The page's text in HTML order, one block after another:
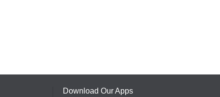
Download Our Apps